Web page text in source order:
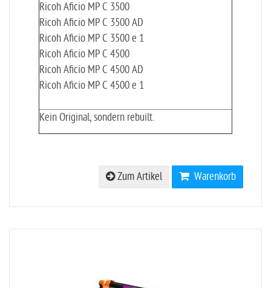
Ricoh Aficio MP C 3500
Ricoh Aficio MP C 3500 AD
Ricoh Aficio MP C 3500 e 1
Ricoh Aficio MP C 4500
Ricoh Aficio MP C 4500 AD
Ricoh Aficio MP C 4500 e 1
Kein Original, sondern rebuilt.
Warenkorb
Zum Artikel